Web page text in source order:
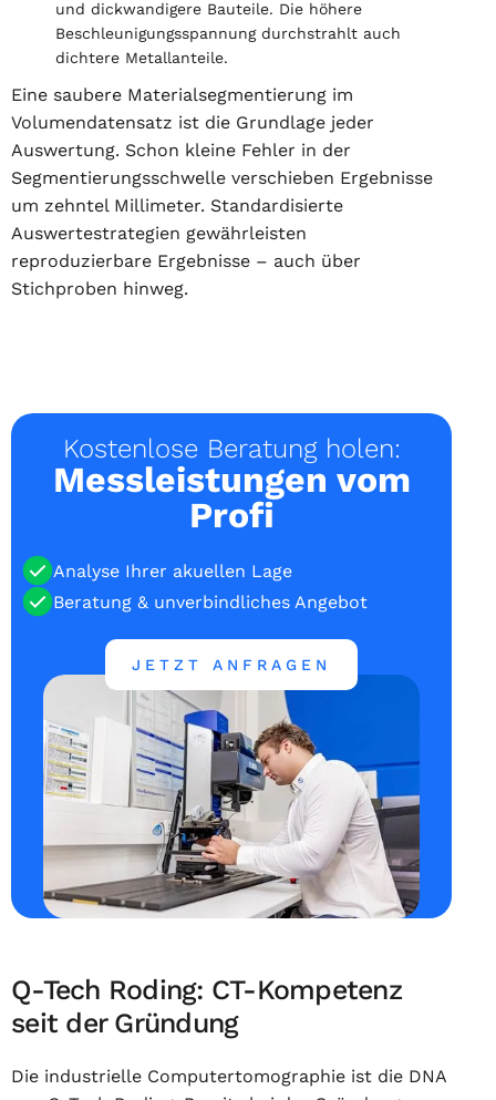
und dickwandigere Bauteile. Die höhere
Beschleunigungsspannung durchstrahlt auch
dichtere Metallanteile.
Eine saubere Materialsegmentierung im
Volumendatensatz ist die Grundlage jeder
Auswertung. Schon kleine Fehler in der
Segmentierungsschwelle verschieben Ergebnisse
um zehntel Millimeter. Standardisierte
Auswertestrategien gewährleisten
reproduzierbare Ergebnisse – auch über
Stichproben hinweg.
Kostenlose Beratung holen:
Messleistungen vom
Profi
Analyse Ihrer akuellen Lage
Beratung & unverbindliches Angebot
JETZT ANFRAGEN
Q-Tech Roding: CT-Kompetenz
seit der Gründung
Die industrielle Computertomographie ist die DNA